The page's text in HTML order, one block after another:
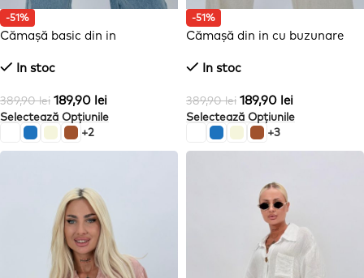
-51%
Cămașă basic din in
In stoc
389,90lei 189,90 lei
Selectează Opțiunile
+2
-51%
Cămașă din in cu buzunare
In stoc
389,90lei 189,90 lei
Selectează Opțiunile
+3